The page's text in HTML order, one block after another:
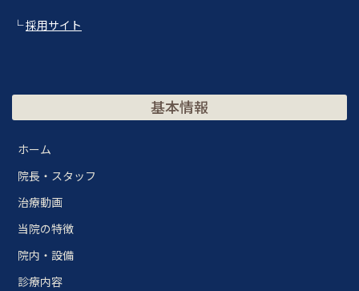
└採用サイト
基本情報
ホーム
院長・スタッフ
治療動画
当院の特徴
院内・設備
診療内容